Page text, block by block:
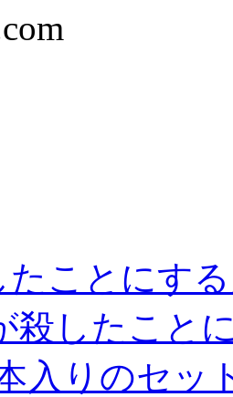
たことにす
殺したこと
入りのセッ